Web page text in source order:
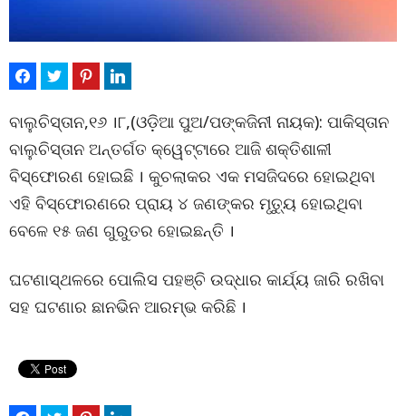
ବାଲୁଚିସ୍ତାନ,୧୬ ।୮,(ଓଡ଼ିଆ ପୁଅ/ପଙ୍କଜିନୀ ନାୟକ): ପାକିସ୍ତାନ
ବାଲୁଚିସ୍ତାନ ଅନ୍ତର୍ଗତ କ୍ୱେଟ୍ଟାରେ ଆଜି ଶକ୍ତିଶାଳୀ
ବିସ୍ଫୋରଣ ହୋଇଛି । କୁଚଲାକର ଏକ ମସଜିଦରେ ହୋଇଥିବା
ଏହି ବିସ୍ଫୋରଣରେ ପ୍ରାୟ ୪ ଜଣଙ୍କର ମୃତ୍ୟୁ ହୋଇଥିବା
ବେଳେ ୧୫ ଜଣ ଗୁରୁତର ହୋଇଛନ୍ତି ।
ଘଟଣାସ୍ଥଳରେ ପୋଲିସ ପହଞ୍ଚି ଉଦ୍ଧାର କାର୍ଯ୍ୟ ଜାରି ରଖିବା
ସହ ଘଟଣାର ଛାନଭିନ ଆରମ୍ଭ କରିଛି ।